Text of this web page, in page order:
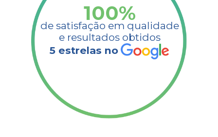
100%
de satisfação em qualidade
e resultados obtidos​
5 estrelas no